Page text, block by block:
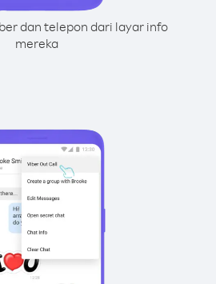
dan telepon dari layar info
mereka